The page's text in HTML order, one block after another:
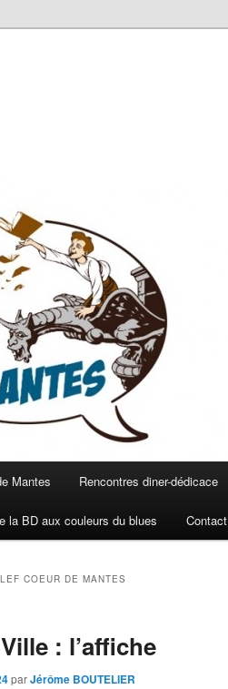
Mantes Rencontres diner-dédicace
la BD aux couleurs du blues Contact
COEUR DE MANTES
: l’affiche
parJérôme BOUTELIER